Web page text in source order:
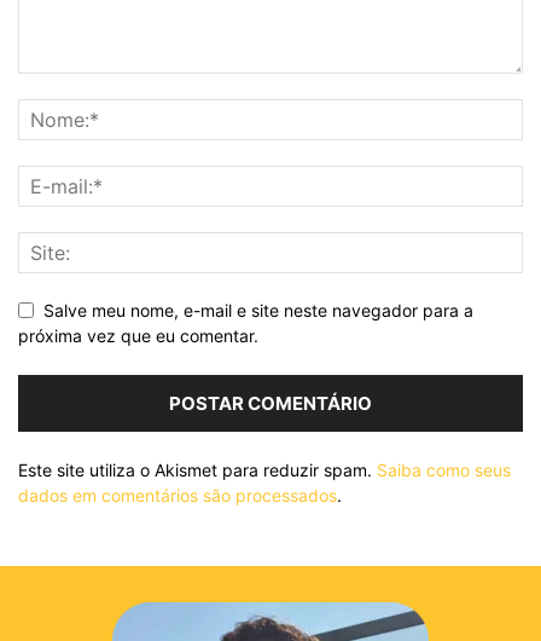
Salve meu nome, e-mail e site neste navegador para a
próxima vez que eu comentar.
Este site utiliza o Akismet para reduzir spam. Saiba como seus
dados em comentários são processados.